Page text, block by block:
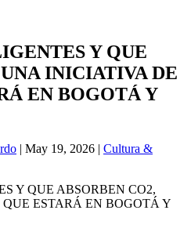
Y QUE
INICIATIVA DE
EN BOGOTÁ Y
| May 19, 2026 | Cultura &